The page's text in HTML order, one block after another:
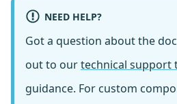
NEED HELP?
Got a question about the
out to ourtechnical support
guidance. For custom